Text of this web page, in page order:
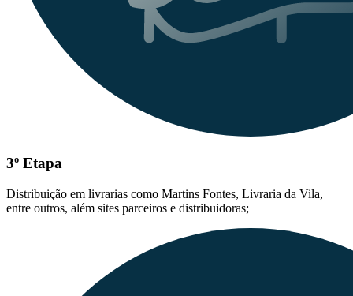
3º Etapa
Distribuição em livrarias como Martins Fontes, Livraria da Vila,
entre outros, além sites parceiros e distribuidoras;